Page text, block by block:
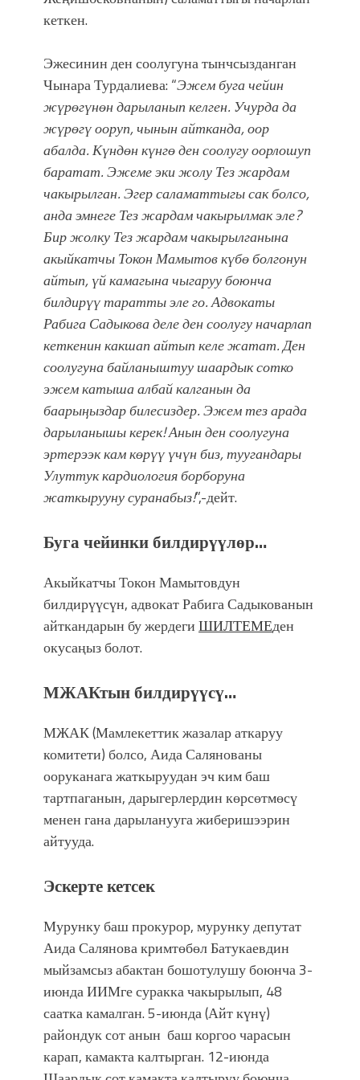
Park'ка 30 миң адам чогулду
кеткен.
Эжесинин ден соолугуна тынчсызданган
Чынара Турдалиева: “Эжем буга чейин
жүрөгүнөн дарыланып келген. Учурда да
жүрөгү ооруп, чынын айтканда, оор
абалда. Күндөн күнгө ден соолугу оорлошуп
баратат. Эжеме эки жолу Тез жардам
чакырылган. Эгер саламаттыгы сак болсо,
анда эмнеге Тез жардам чакырылмак эле?
Бир жолку Тез жардам чакырылганына
акыйкатчы Токон Мамытов күбө болгонун
айтып, үй камагына чыгаруу боюнча
билдирүү таратты эле го. Адвокаты
Рабига Садыкова деле ден соолугу начарлап
кеткенин какшап айтып келе жатат. Ден
соолугуна байланыштуу шаардык сотко
эжем катыша албай калганын да
баарыңыздар билесиздер. Эжем тез арада
дарыланышы керек! Анын ден соолугуна
эртерээк кам көрүү үчүн биз, туугандары
Улуттук кардиология борборуна
жаткырууну суранабыз!”,-дейт.
Буга чейинки билдирүүлөр…
Акыйкатчы Токон Мамытовдун
билдирүүсүн, адвокат Рабига Садыкованын
айткандарын бу жердегиШИЛТЕМЕден
окусаңыз болот.
МЖАКтын билдирүүсү…
МЖАК (Мамлекеттик жазалар аткаруу
комитети) болсо, Аида Салянованы
ооруканага жаткыруудан эч ким баш
тартпаганын, дарыгерлердин көрсөтмөсү
менен гана дарыланууга жиберишээрин
айтууда.
Эскерте кетсек
Мурунку баш прокурор, мурунку депутат
Аида Салянова кримтөбөл Батукаевдин
мыйзамсыз абактан бошотулушу боюнча 3-
июнда ИИМге суракка чакырылып, 48
саатка камалган. 5-июнда (Айт күнү)
райондук сот анын баш коргоо чарасын
карап, камакта калтырган. 12-июнда